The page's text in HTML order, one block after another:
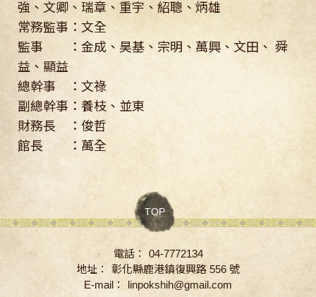
強、文卿、瑞章、重宇、紹聰、炳雄
常務監事：文全
監事 ：金成、昊基、宗明、萬興、文田、 舜
益、顯益
總幹事 ：文祿
副總幹事：養枝、並東
財務長 ：俊哲
館長 ：萬全
TOP
電話：
04-7772134
地址：
彰化縣鹿港鎮復興路 556 號
E-mail：
linpokshih@gmail.com